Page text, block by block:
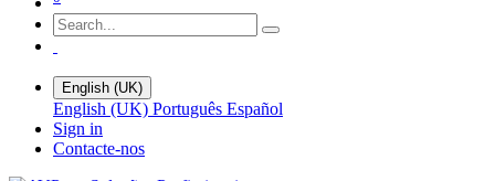
English (UK)
English (UK) Português Español
Sign in
Contacte-nos